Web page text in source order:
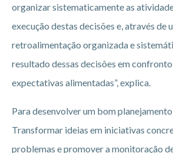
organizar sistematicamente as
execução destas decisões e, através de
retroalimentação organizada e
resultado dessas decisões em
expectativas alimentadas”, explica.
Para desenvolver um bom
Transformar ideias em iniciativas
problemas e promover a monitoração de